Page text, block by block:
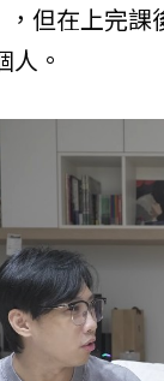
但在上完
人。